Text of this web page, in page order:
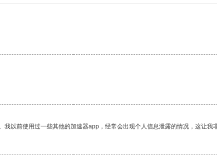
以前使用过一些其他的加速器app，经常会出现个人信息泄露的情况，这让我